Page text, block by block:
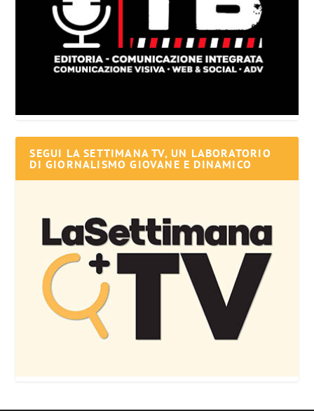
SEGUI LA SETTIMANA TV, UN LABORATORIO
DI GIORNALISMO GIOVANE E DINAMICO